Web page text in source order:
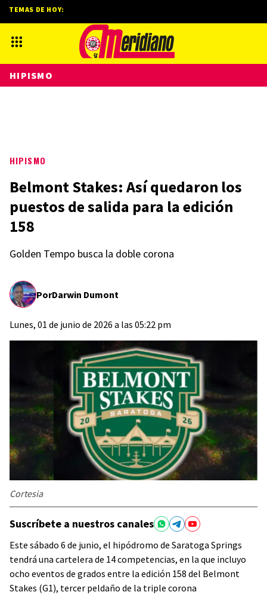
HIPISMO
Belmont Stakes: Así quedaron los
puestos de salida para la edición
158
Golden Tempo busca la doble corona
PorDarwin Dumont
Lunes, 01 de junio de 2026 a las 05:22 pm
Cortesia
Suscríbete a nuestros canales
Este sábado 6 de junio, el hipódromo de Saratoga Springs
tendrá una cartelera de 14 competencias, en la que incluyo
ocho eventos de grados entre la edición 158 del Belmont
Stakes (G1), tercer peldaño de la triple corona
TEMAS DE HOY:
HIPISMO